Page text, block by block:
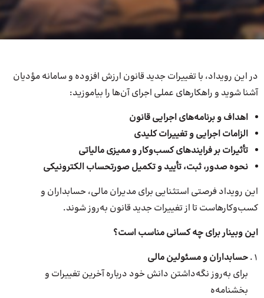
در این رویداد، با تغییرات جدید قانون ارزش افزوده و سامانه مؤدیان
آشنا شوید و راهکارهای عملی اجرای آن‌ها را بیاموزید:
اهداف و برنامه‌های اجرایی قانون
الزامات اجرایی و تغییرات کلیدی
تأثیرات بر فرایندهای کسب‌وکار و ممیزی مالیاتی
نحوه صدور، ثبت، تأیید و تکمیل صورتحساب الکترونیکی
این رویداد فرصتی استثنایی برای مدیران مالی، حسابداران و
کسب‌وکارهاست تا از تغییرات جدید قانون به‌روز شوند.
این وبینار برای چه کسانی مناسب است؟
حسابداران و مسئولین مالی
برای به‌روز نگه‌داشتن دانش خود درباره آخرین تغییرات و
بخشنامه‌ه